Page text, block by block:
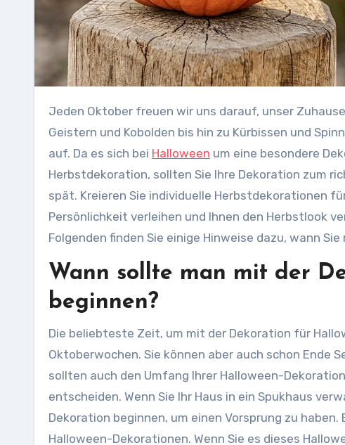
Jeden Oktober freuen wir uns darauf, unser Zuhause mit gruseliger Halloween-Dekoration zu schmücken. Von
Geistern und Kobolden bis hin zu Kürbissen und
auf. Da es sich bei Halloween um eine besondere
Herbstdekoration, sollten Sie Ihre Dekoration zum
spät. Kreieren Sie individuelle Herbstdekorationen
Persönlichkeit verleihen und Ihnen den Herbstlook
Folgenden finden Sie einige Hinweise dazu, wann
Wann sollte man mit der
beginnen?
Die beliebteste Zeit, um mit der Dekoration für
Oktoberwochen. Sie können aber auch schon Ende
sollten auch den Umfang Ihrer Halloween-
entscheiden. Wenn Sie Ihr Haus in ein Spukhaus
Dekoration beginnen, um einen Vorsprung zu
Halloween-Dekorationen. Wenn Sie es dieses